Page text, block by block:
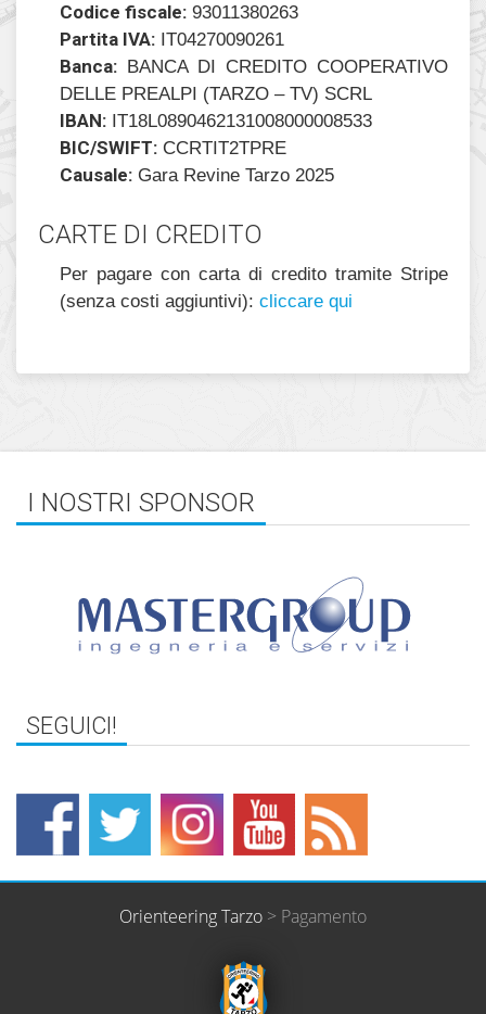
Codice fiscale: 93011380263
Partita IVA: IT04270090261
Banca: BANCA DI CREDITO COOPERATIVO
DELLE PREALPI (TARZO – TV) SCRL
IBAN: IT18L0890462131008000008533
BIC/SWIFT: CCRTIT2TPRE
Causale: Gara Revine Tarzo 2025
CARTE DI CREDITO
Per pagare con carta di credito tramite Stripe
(senza costi aggiuntivi): cliccare qui
I NOSTRI SPONSOR
SEGUICI!
Orienteering Tarzo > Pagamento